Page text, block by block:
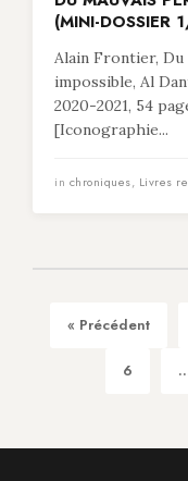
(MINI-DOSSIER
Alain Frontier, Du
impossible, Al
2020-2021, 54
[Iconographie...
in chroniques, Livres
« Précédent
6